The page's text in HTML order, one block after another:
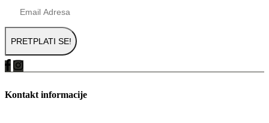
Kontakt informacije